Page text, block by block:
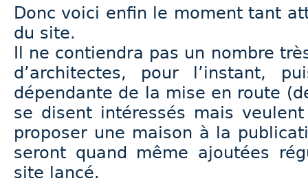
Donc voici enfin le moment tant
du site.
Il ne contiendra pas un nombre
d’architectes, pour l’instant,
dépendante de la mise en route
se disent intéressés mais
proposer une maison à la
seront quand même ajoutées
site lancé.